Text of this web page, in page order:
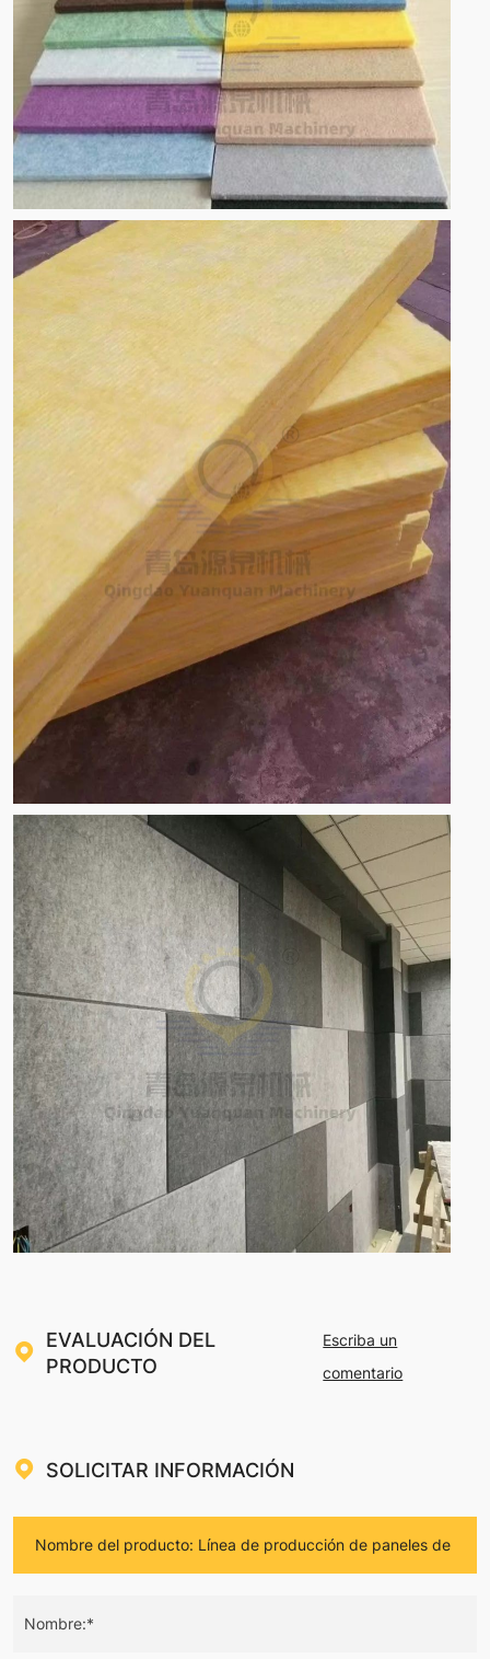
EVALUACIÓN DEL
PRODUCTO
Escriba un
comentario
SOLICITAR INFORMACIÓN
Nombre:*